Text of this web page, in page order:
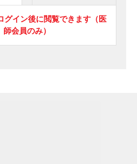
グイン後に閲覧できます（医
師会員のみ）